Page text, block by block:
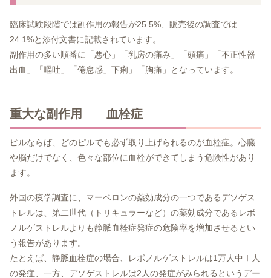
臨床試験段階では副作用の報告が25.5%、販売後の調査では
24.1%と添付文書に記載されています。
副作用の多い順番に「悪心」「乳房の痛み」「頭痛」「不正性器
出血」「嘔吐」「倦怠感」下痢」「胸痛」となっています。
重大な副作用 血栓症
ピルならば、どのピルでも必ず取り上げられるのが血栓症。心臓
や脳だけでなく、色々な部位に血栓ができてしまう危険性があり
ます。
外国の疫学調査に、マーベロンの薬効成分の一つであるデソゲス
トレルは、第二世代（トリキュラーなど）の薬効成分であるレボ
ノルゲストレルよりも静脈血栓症発症の危険率を増加させるとい
う報告があります。
たとえば、静脈血栓症の場合、レボノルゲストレルは1万人中Ⅰ人
の発症、一方、デソゲストレルは2人の発症がみられるというデー